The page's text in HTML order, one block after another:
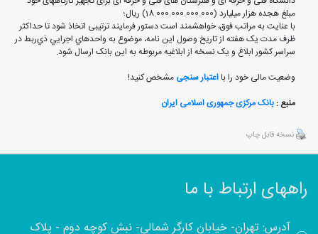
مبلغ هجده هزار میلیارد (18.000.000.000.000) ریال؛
با عنايت به مراتب فوق، خواهشمند است دستور فرمايند ترتيبی اتخاذ شود تا حداکثر
ظرف مدت يک هفته از تاريخ وصول اين نامه، موضوع به واحدهاي اجرايي ذي‌ربط در
سراسر کشور ابلاغ و يک نسخه از ابلاغيه مربوطه به اين بانک ارسال شود.‏
وضعیت مالی خود را بااعتبار سنجی مشخص کنید!
منبع : بانک مرکزی جمهوری اسلامی ایران
نسخه قابل چاپ
راههای ارتباط با ما
آدرس: تهران- خیابان کارگر شمالی- نبش کوچه دوم - پلاک